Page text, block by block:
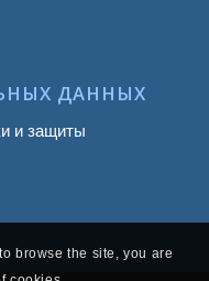
ДАННЫХ
и защиты
browse the site, you are